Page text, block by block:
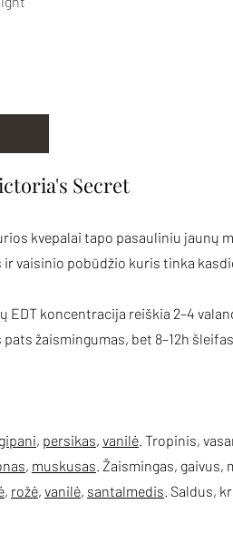
Secret
kvepalai tapo pasauliniu jaunų
vaisinio pobūdžio kuris tinka
koncentracija reiškia 2–4
žaismingumas, bet 8–12h šleifas.
, persikas, vanilė . Tropinis,
, muskusas . Žaismingas, gaivus,
, rožė, vanilė, santalmedis . Saldus,